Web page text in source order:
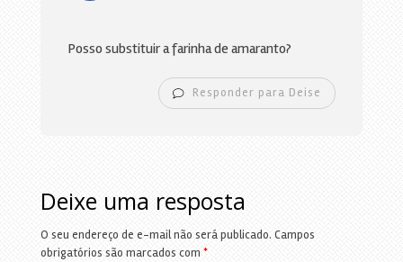
Posso substituir a farinha de amaranto?
Responder para Deise
Deixe uma resposta
O seu endereço de e-mail não será publicado. Campos
obrigatórios são marcados com *